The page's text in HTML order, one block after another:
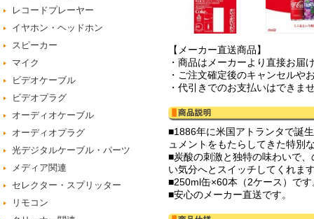
レコードプレーヤー
イヤホン・ヘッドホン
スピーカー
マイク
ビデオケーブル
ビデオプラグ
オーディオケーブル
オーディオプラグ
光デジタルケーブル・パーツ
メディア関連
セレクター・スプリッター
リモコン
【メーカー直送商品】
・商品はメーカーより直接お届
・ご注文確定後のキャンセルや
・代引きでのお支払いはできま
■1886年に米国アトランタで誕
ュメントをもたらしてきた特別
■炭酸の刺激と独特の味わいで
い気分へとスイッチしてくれま
■250ml缶×60本（2ケース）です
■安心のメーカー直送です。